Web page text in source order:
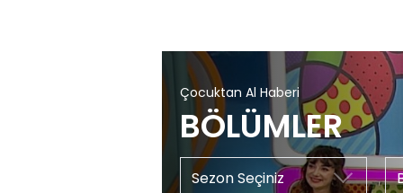
Çocuktan Al Haberi
BÖLÜMLER